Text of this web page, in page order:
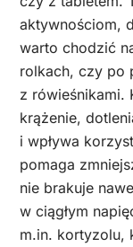
aktywnościom,
warto chodzić
rolkach, czy po
z rówieśnikami.
krążenie,
i wpływa
pomaga
nie brakuje
w ciągłym
m.in. kortyzolu,